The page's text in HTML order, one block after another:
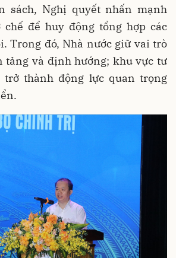
sách, Nghị quyết nhấn mạnh
để huy động tổng hợp các
Trong đó, Nhà nước giữ vai trò
tảng và định hướng; khu vực tư
thành động lực quan trọng